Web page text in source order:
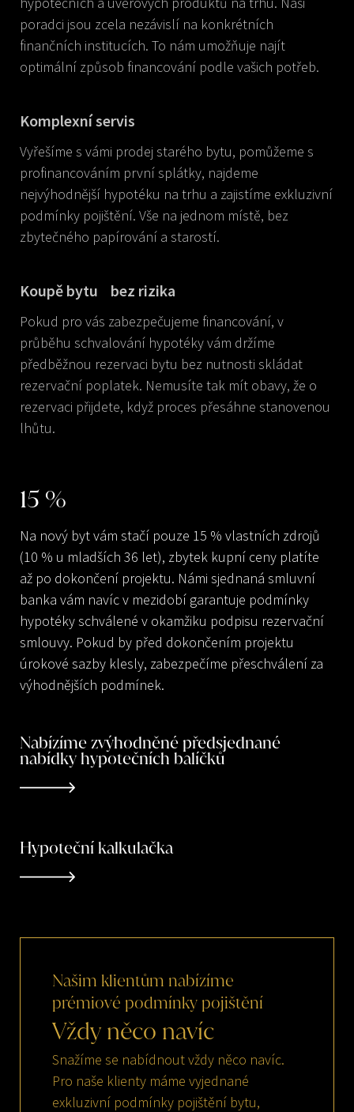
poradci jsou zcela nezávislí na konkrétních
finančních institucích. To nám umožňuje najít
optimální způsob financování podle vašich potřeb.
Komplexní servis
Vyřešíme s vámi prodej starého bytu, pomůžeme s
profinancováním první splátky, najdeme
nejvýhodnější hypotéku na trhu a zajistíme exkluzivní
podmínky pojištění. Vše na jednom místě, bez
zbytečného papírování a starostí.
Koupě bytu bez rizika
Pokud pro vás zabezpečujeme financování, v
průběhu schvalování hypotéky vám držíme
předběžnou rezervaci bytu bez nutnosti skládat
rezervační poplatek. Nemusíte tak mít obavy, že o
rezervaci přijdete, když proces přesáhne stanovenou
lhůtu.
15 %
Na nový byt vám stačí pouze 15 % vlastních zdrojů
(10 % u mladších 36 let), zbytek kupní ceny platíte
až po dokončení projektu. Námi sjednaná smluvní
banka vám navíc v mezidobí garantuje podmínky
hypotéky schválené v okamžiku podpisu rezervační
smlouvy. Pokud by před dokončením projektu
úrokové sazby klesly, zabezpečíme přeschválení za
výhodnějších podmínek.
Nabízíme zvýhodněné předsjednané
nabídky hypotečních balíčků
Hypoteční kalkulačka
Našim klientům nabízíme
prémiové podmínky pojištění
Vždy něco navíc
Snažíme se nabídnout vždy něco navíc.
Pro naše klienty máme vyjednané
exkluzivní podmínky pojištění bytu,